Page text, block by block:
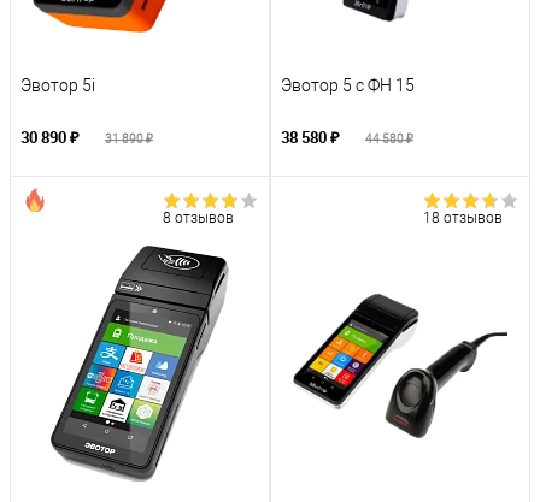
Эвотор 5i
30 890 ₽ 31 890 ₽
Эвотор 5 с ФН 15
38 580 ₽ 44 580 ₽
8 отзывов 18 отзывов